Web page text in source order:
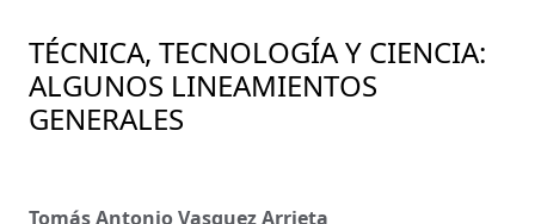
TÉCNICA, TECNOLOGÍA Y CIENCIA:
ALGUNOS LINEAMIENTOS
GENERALES
Tomás Antonio Vasquez Arrieta